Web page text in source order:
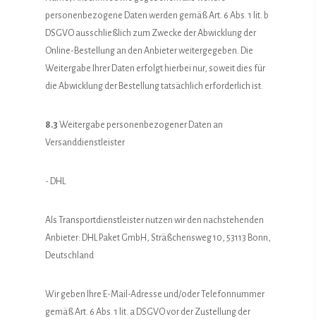
personenbezogene Daten werden gemäß Art. 6 Abs. 1 lit. b
DSGVO ausschließlich zum Zwecke der Abwicklung der
Online-Bestellung an den Anbieter weitergegeben. Die
Weitergabe Ihrer Daten erfolgt hierbei nur, soweit dies für
die Abwicklung der Bestellung tatsächlich erforderlich ist.
8.3 Weitergabe personenbezogener Daten an
Versanddienstleister
- DHL
Als Transportdienstleister nutzen wir den nachstehenden
Anbieter: DHL Paket GmbH, Sträßchensweg 10, 53113 Bonn,
Deutschland
Wir geben Ihre E-Mail-Adresse und/oder Telefonnummer
gemäß Art. 6 Abs. 1 lit. a DSGVO vor der Zustellung der